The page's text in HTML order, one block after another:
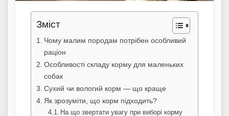
Зміст
Чому малим породам потрібен особливий
раціон
Особливості складу корму для маленьких
собак
Сухий чи вологий корм — що краще
Як зрозуміти, що корм підходить?
На що звертати увагу при виборі корму